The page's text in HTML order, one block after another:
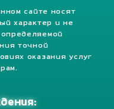
сайте носят
характер и не
точной
оказания услуг